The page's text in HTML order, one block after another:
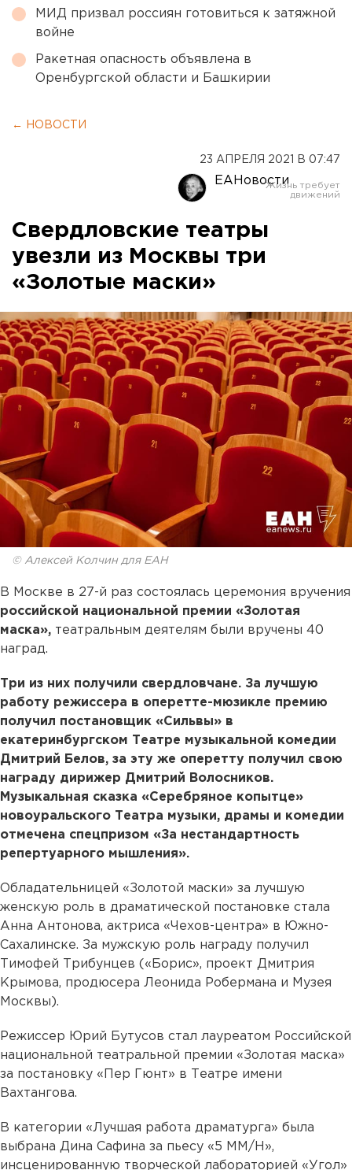
МИД призвал россиян готовиться к затяжной
войне
Ракетная опасность объявлена в
Оренбургской области и Башкирии
← НОВОСТИ
23 АПРЕЛЯ 2021 В 07:47
ЕАНовости
Свердловские театры
увезли из Москвы три
«Золотые маски»
© Алексей Колчин для ЕАН
В Москве в 27-й раз состоялась церемония вручения
российской национальной премии «Золотая
маска», театральным деятелям были вручены 40
наград.
Три из них получили свердловчане. За лучшую
работу режиссера в оперетте-мюзикле премию
получил постановщик «Сильвы» в
екатеринбургском Театре музыкальной комедии
Дмитрий Белов, за эту же оперетту получил свою
награду дирижер Дмитрий Волосников.
Музыкальная сказка «Серебряное копытце»
новоуральского Театра музыки, драмы и комедии
отмечена спецпризом «За нестандартность
репертуарного мышления».
Обладательницей «Золотой маски» за лучшую
женскую роль в драматической постановке стала
Анна Антонова, актриса «Чехов-центра» в Южно-
Сахалинске. За мужскую роль награду получил
Тимофей Трибунцев («Борис», проект Дмитрия
Крымова, продюсера Леонида Робермана и Музея
Москвы).
Режиссер Юрий Бутусов стал лауреатом Российской
национальной театральной премии «Золотая маска»
за постановку «Пер Гюнт» в Театре имени
Вахтангова.
В категории «Лучшая работа драматурга» была
выбрана Дина Сафина за пьесу «5 ММ/Н»,
инсценированную творческой лабораторией «Угол»